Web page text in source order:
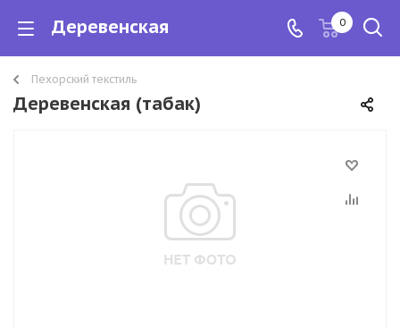
Деревенская 0
Пехорский текстиль
Деревенская (табак)